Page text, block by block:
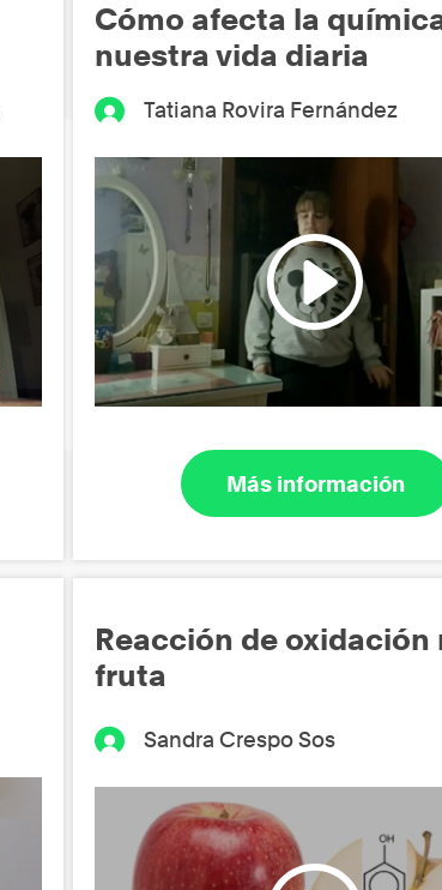
Cómo afecta la
nuestra vida diaria
Tatiana Rovira Fernández
Más información
Reacción de oxidación
fruta
Sandra Crespo Sos